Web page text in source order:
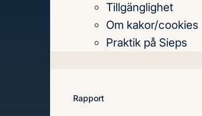
Tillgänglighet
Om kakor/cookies
Praktik på Sieps
författare
Senaste publikationernaTeman
Rapport